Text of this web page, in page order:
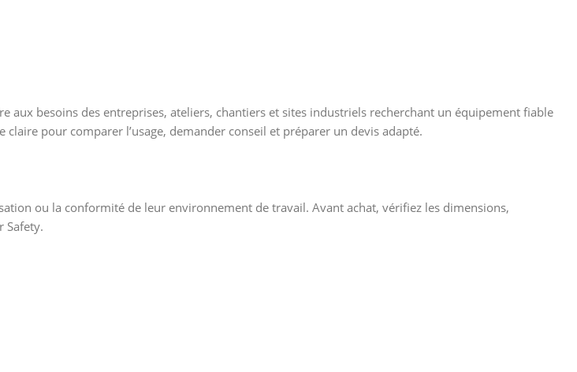
aux besoins des entreprises, ateliers, chantiers et sites industriels recherchant un équipement fiable
pour comparer l’usage, demander conseil et préparer un devis adapté.
ou la conformité de leur environnement de travail. Avant achat, vérifiez les dimensions,
Safety.